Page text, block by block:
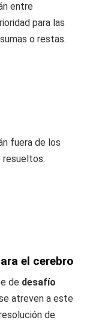
entre
para las
o restas.
fuera de los
resueltos.
el cerebro
de desafío
atreven a este
de